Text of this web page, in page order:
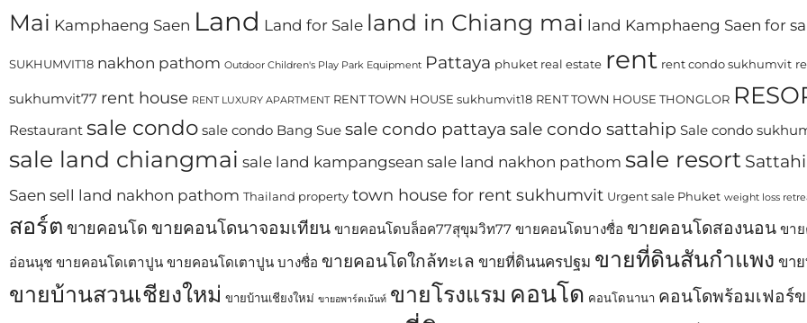
Mai Kamphaeng Saen Land Land for Sale land in Chiang mai land Kamphaeng Saen for
SUKHUMVIT18 nakhon pathom Outdoor Children's Play Park Equipment Pattaya phuket real estate rent rent condo sukhumvit
sukhumvit77 rent house RENT LUXURY APARTMENT RENT TOWN HOUSE sukhumvit18 RENT TOWN HOUSE THONGLOR
Restaurant sale condo sale condo Bang Sue sale condo pattaya sale condo sattahip Sale condo
sale land chiangmai sale land kampangsean sale land nakhon pathom sale resort
Saen sell land nakhon pathom Thailand property town house for rent sukhumvit Urgent sale Phuket weight loss
สอร์ต ขายคอนโด ขายคอนโดนาจอมเทียน ขายคอนโดบล็อค77สุขุมวิท77 ขายคอนโดบางซื่อ ขายคอนโดสองนอน ขา
อ่อนนุช ขายคอนโดเตาปูน ขายคอนโดเตาปูน บางซื่อ ขายคอนโดใกล้ทะเล ขายที่ดินนครปฐม ขายที่ดินสันกำแพง ขา
ขายบ้านสวนเชียงใหม่ ขายบ้านเชียงใหม่ ขายอพาร์ตเม้นท์ ขายโรงแรม คอนโด คอนโดนานา คอนโดพร้อมเฟอร์